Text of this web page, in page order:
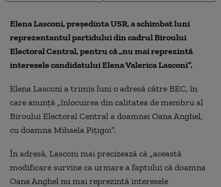
Elena Lasconi, președinta USR, a schimbat luni
reprezentantul partidului din cadrul Biroului
Electoral Central, pentru că „nu mai reprezintă
interesele candidatului Elena Valerica Lasconi”.
Elena Lasconi a trimis luni o adresă către BEC, în
care anunță „înlocuirea din calitatea de membru al
Biroului Electoral Central a doamnei Oana Anghel,
cu doamna Mihaela Pițigoi”.
În adresă, Lasconi mai precizează că „această
modificare survine ca urmare a faptului că doamna
Oana Anghel nu mai reprezintă interesele